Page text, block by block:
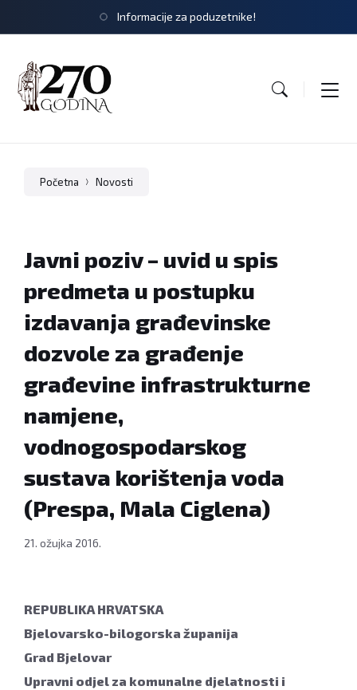
Informacije za poduzetnike!
Početna Novosti
Javni poziv – uvid u spis
predmeta u postupku
izdavanja građevinske
dozvole za građenje
građevine infrastrukturne
namjene,
vodnogospodarskog
sustava korištenja voda
(Prespa, Mala Ciglena)
21. ožujka 2016.
REPUBLIKA HRVATSKA
Bjelovarsko-bilogorska županija
Grad Bjelovar
Upravni odjel za komunalne djelatnosti i